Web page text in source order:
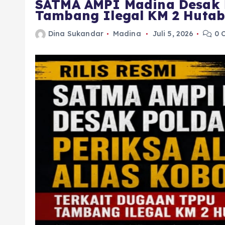
SATMA AMPI Madina
Tambang Ilegal KM 2
Dina Sukandar Madina Juli 5, 2026 0